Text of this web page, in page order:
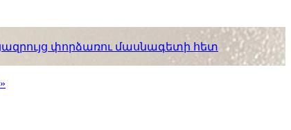
փորձառու մասնագետի հետ